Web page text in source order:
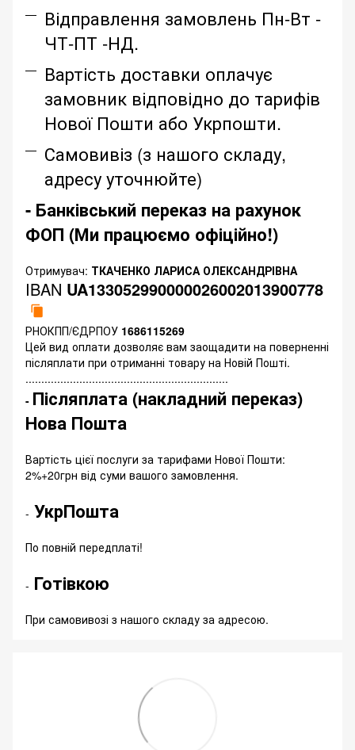
Відправлення замовлень Пн-Вт -
ЧТ-ПТ -НД.
Вартість доставки оплачує
замовник відповідно до тарифів
Нової Пошти або Укрпошти.
Самовивіз (з нашого складу,
адресу уточнюйте)
- Банківський переказ на рахунок
ФОП (Ми працюємо офіційно!)
Отримувач: ТКАЧЕНКО ЛАРИСА ОЛЕКСАНДРІВНА
IBAN UA133052990000026002013900778
РНОКПП/ЄДРПОУ 1686115269
Цей вид оплати дозволяє вам заощадити на поверненні
післяплати при отриманні товару на Новій Пошті.
................................................................
- Післяплата (накладний переказ)
Нова Пошта
Вартість цієї послуги за тарифами Нової Пошти:
2%+20грн від суми вашого замовлення.
- УкрПошта
По повній передплаті!
- Готівкою
При самовивозі з нашого складу за адресою.